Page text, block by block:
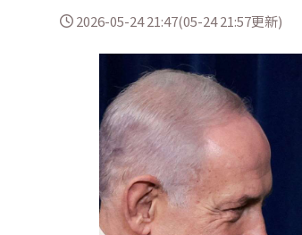
2026-05-24 21:47(05-24 21:57更新)